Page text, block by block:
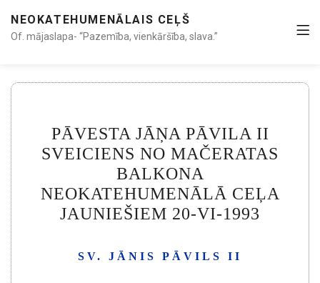
NEOKATEHUMENĀLAIS CEĻŠ
Of. mājaslapa- “Pazemība, vienkāršība, slava.”
PĀVESTA JĀŅA PĀVILA II
SVEICIENS NO MAČERATAS
BALKONA
NEOKATEHUMENĀLĀ CEĻA
JAUNIEŠIEM 20-VI-1993
SV. JĀNIS PĀVILS II